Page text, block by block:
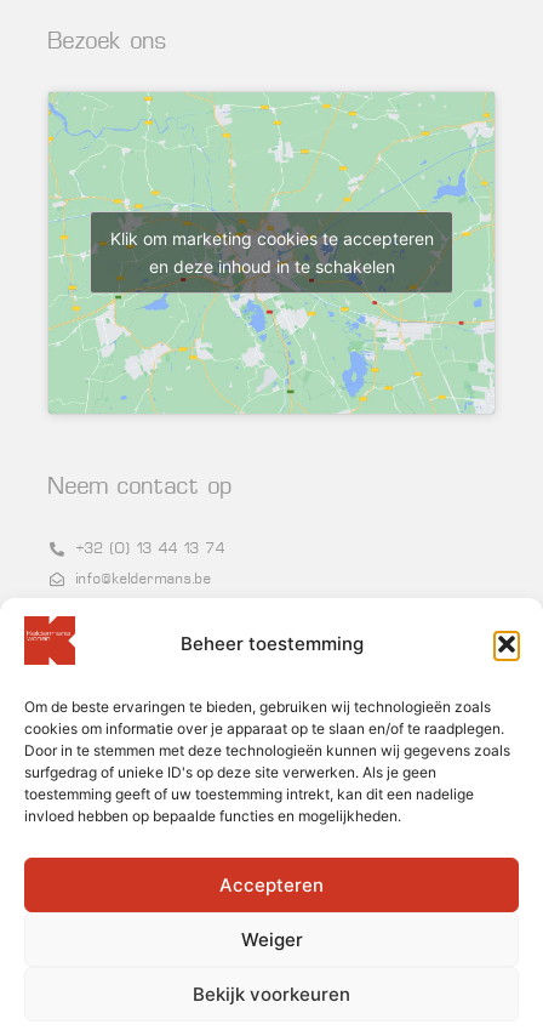
Beheer toestemming
Om de beste ervaringen te bieden, gebruiken wij technologieën zoals
cookies om informatie over je apparaat op te slaan en/of te raadplegen.
Door in te stemmen met deze technologieën kunnen wij gegevens zoals
surfgedrag of unieke ID's op deze site verwerken. Als je geen
toestemming geeft of uw toestemming intrekt, kan dit een nadelige
invloed hebben op bepaalde functies en mogelijkheden.
Accepteren
Weiger
Bekijk voorkeuren
Bezoek ons
Klik om marketing cookies te accepteren
en deze inhoud in te schakelen
Neem contact op
+32 (0) 13 44 13 74
info@keldermans.be
BTW BE 0400.954.250
Nieuwsbrief